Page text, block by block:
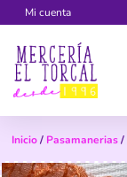
Mi cuenta
Inicio/ Pasamanerias/